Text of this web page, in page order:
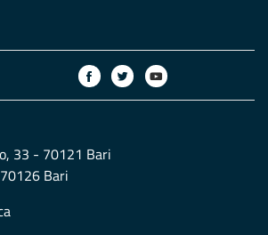
33 - 70121 Bari
Bari